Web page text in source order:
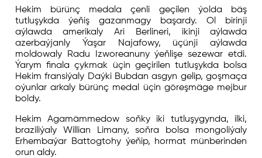
Hekim bürünç medala çenli geçilen ýolda bäş
tutluşykda ýeňiş gazanmagy başardy. Ol birinji
aýlawda amerikaly Ari Berlineri, ikinji aýlawda
azerbaýjanly Ýaşar Najafowy, üçünji aýlawda
moldowaly Radu Izworeanuny ýeňlişe sezewar etdi.
Ýarym finala çykmak üçin geçirilen tutluşykda bolsa
Hekim fransiýaly Daýki Bubdan asgyn gelip, goşmaça
oýunlar arkaly bürünç medal üçin göreşmäge mejbur
boldy.
Hekim Agamämmedow soňky iki tutluşygynda, ilki,
braziliýaly Willian Limany, soňra bolsa mongoliýaly
Erhembaýar Battogtohy ýeňip, hormat münberinden
orun aldy.